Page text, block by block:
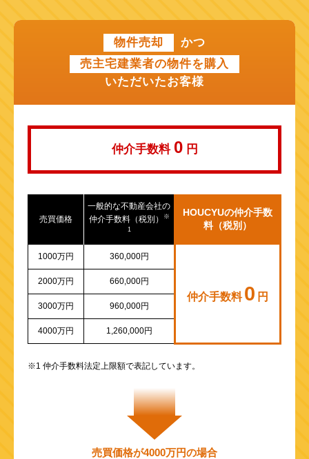
近鉄けいはんな線
山陽新幹線
物件売却
かつ
売主宅建業者の物件を購入
いただいたお客様
仲介手数料 0 円
売買価格
一般的な不動産会社の
仲介手数料（税別）
※
1
HOUCYUの仲介手数
料（税別）
1000万円 360,000円
仲介手数料 0 円
2000万円 660,000円
3000万円 960,000円
4000万円 1,260,000円
※1 仲介手数料法定上限額で表記しています。
売買価格が4000万円の場合